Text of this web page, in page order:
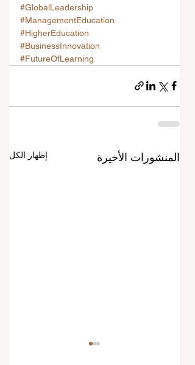
#GlobalLeadership
#ManagementEducation
#HigherEducation
#BusinessInnovation
#FutureOfLearning
المنشورات الأخيرة إظهار الكل